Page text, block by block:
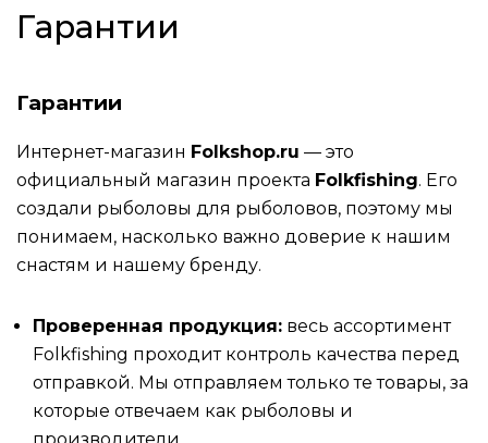
Гарантии
Гарантии
Интернет-магазин Folkshop.ru — это
официальный магазин проекта Folkfishing. Его
создали рыболовы для рыболовов, поэтому мы
понимаем, насколько важно доверие к нашим
снастям и нашему бренду.
Проверенная продукция: весь ассортимент
Folkfishing проходит контроль качества перед
отправкой. Мы отправляем только те товары, за
которые отвечаем как рыболовы и
производители.